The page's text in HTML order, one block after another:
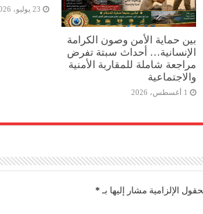
بين حماية الأمن وصون الكرامة
الإنسانية… أحداث سبتة تفرض
مراجعة شاملة للمقاربة الأمنية
والاجتماعية
1 أغسطس، 2026
23 يوليو، 2026
الإلزامية مشار إليها بـ *